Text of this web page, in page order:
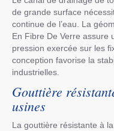
de grande surface
continue de l’eau. La
En Fibre De Verre assure
pression exercée sur les
conception favorise la
industrielles.
Gouttière
usines
La gouttière résistante à